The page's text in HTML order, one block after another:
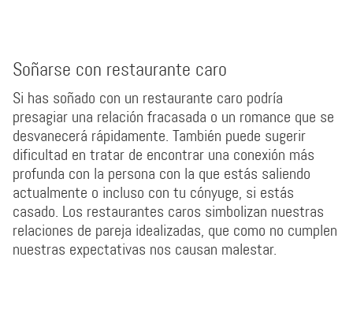
Soñarse con restaurante caro
Si has soñado con un restaurante caro podría
presagiar una relación fracasada o un romance que se
desvanecerá rápidamente. También puede sugerir
dificultad en tratar de encontrar una conexión más
profunda con la persona con la que estás saliendo
actualmente o incluso con tu cónyuge, si estás
casado. Los restaurantes caros simbolizan nuestras
relaciones de pareja idealizadas, que como no cumplen
nuestras expectativas nos causan malestar.